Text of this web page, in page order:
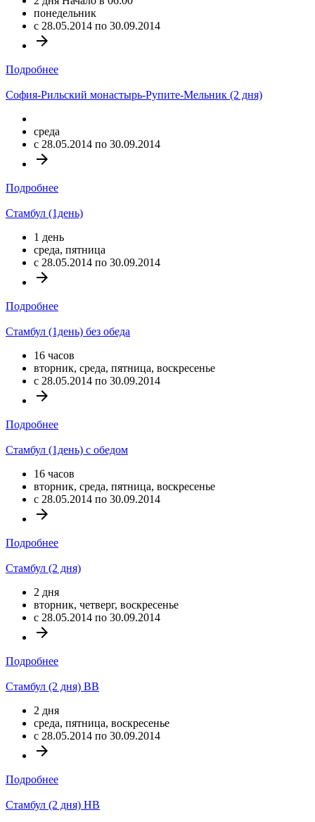
понедельник
c 28.05.2014 по 30.09.2014
arrow_forward
Подробнее
София-Рильский монастырь-Рупите-Мельник (2 дня)
среда
c 28.05.2014 по 30.09.2014
arrow_forward
Подробнее
Стамбул (1день)
1 день
среда, пятница
c 28.05.2014 по 30.09.2014
arrow_forward
Подробнее
Стамбул (1день) без обеда
16 часов
вторник, среда, пятница, воскресенье
c 28.05.2014 по 30.09.2014
arrow_forward
Подробнее
Стамбул (1день) с обедом
16 часов
вторник, среда, пятница, воскресенье
c 28.05.2014 по 30.09.2014
arrow_forward
Подробнее
Стамбул (2 дня)
2 дня
вторник, четверг, воскресенье
c 28.05.2014 по 30.09.2014
arrow_forward
Подробнее
Стамбул (2 дня) BB
2 дня
среда, пятница, воскресенье
c 28.05.2014 по 30.09.2014
arrow_forward
Подробнее
Стамбул (2 дня) HB